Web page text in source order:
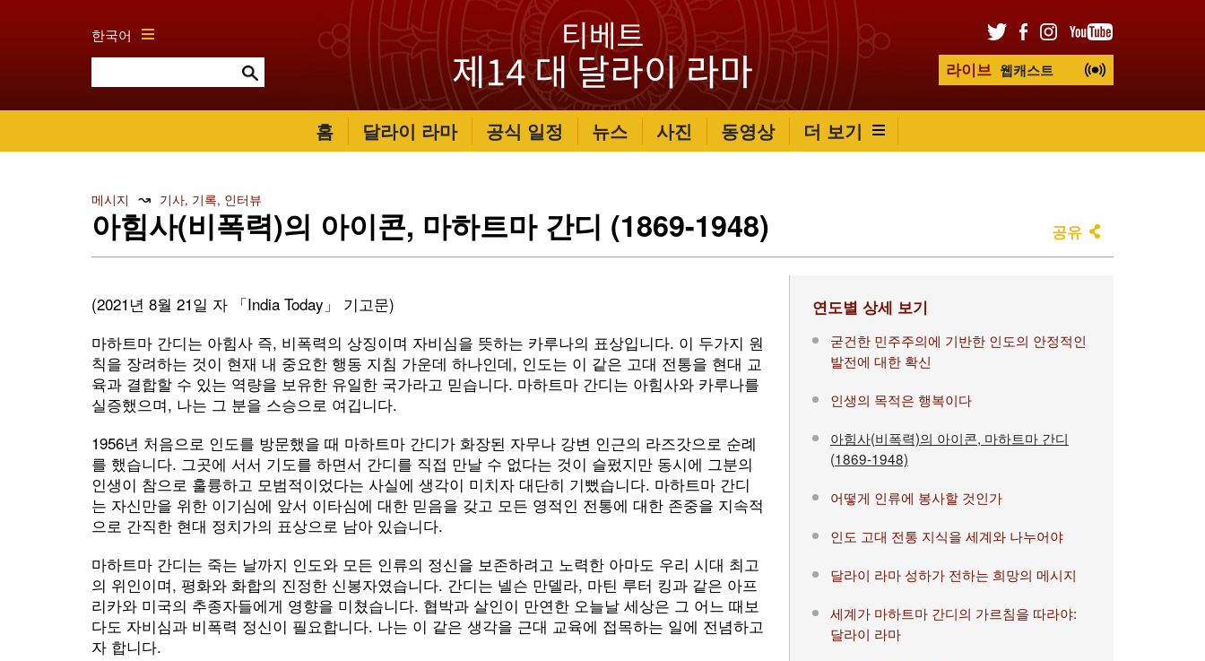
한국어
라이브 웹캐스트
홈 달라이 라마 공식 일정 뉴스 사진 동영상 더 보기
메시지 ↝ 기사, 기록, 인터뷰
아힘사(비폭력)의 아이콘, 마하트마 간디 (1869-1948) 공유
(2021년 8월 21일 자 「India Today」 기고문)
마하트마 간디는 아힘사 즉, 비폭력의 상징이며 자비심을 뜻하는 카루나의 표상입니다. 이 두가지 원
칙을 장려하는 것이 현재 내 중요한 행동 지침 가운데 하나인데, 인도는 이 같은 고대 전통을 현대 교
육과 결합할 수 있는 역량을 보유한 유일한 국가라고 믿습니다. 마하트마 간디는 아힘사와 카루나를
실증했으며, 나는 그 분을 스승으로 여깁니다.
1956년 처음으로 인도를 방문했을 때 마하트마 간디가 화장된 자무나 강변 인근의 라즈갓으로 순례
를 했습니다. 그곳에 서서 기도를 하면서 간디를 직접 만날 수 없다는 것이 슬펐지만 동시에 그분의
인생이 참으로 훌륭하고 모범적이었다는 사실에 생각이 미치자 대단히 기뻤습니다. 마하트마 간디
는 자신만을 위한 이기심에 앞서 이타심에 대한 믿음을 갖고 모든 영적인 전통에 대한 존중을 지속적
으로 간직한 현대 정치가의 표상으로 남아 있습니다.
마하트마 간디는 죽는 날까지 인도와 모든 인류의 정신을 보존하려고 노력한 아마도 우리 시대 최고
의 위인이며, 평화와 화합의 진정한 신봉자였습니다. 간디는 넬슨 만델라, 마틴 루터 킹과 같은 아프
리카와 미국의 추종자들에게 영향을 미쳤습니다. 협박과 살인이 만연한 오늘날 세상은 그 어느 때보
다도 자비심과 비폭력 정신이 필요합니다. 나는 이 같은 생각을 근대 교육에 접목하는 일에 전념하고
자 합니다.
연도별 상세 보기
굳건한 민주주의에 기반한 인도의 안정적인
발전에 대한 확신
인생의 목적은 행복이다
아힘사(비폭력)의 아이콘, 마하트마 간디
(1869-1948)
어떻게 인류에 봉사할 것인가
인도 고대 전통 지식을 세계와 나누어야
달라이 라마 성하가 전하는 희망의 메시지
세계가 마하트마 간디의 가르침을 따라야:
달라이 라마